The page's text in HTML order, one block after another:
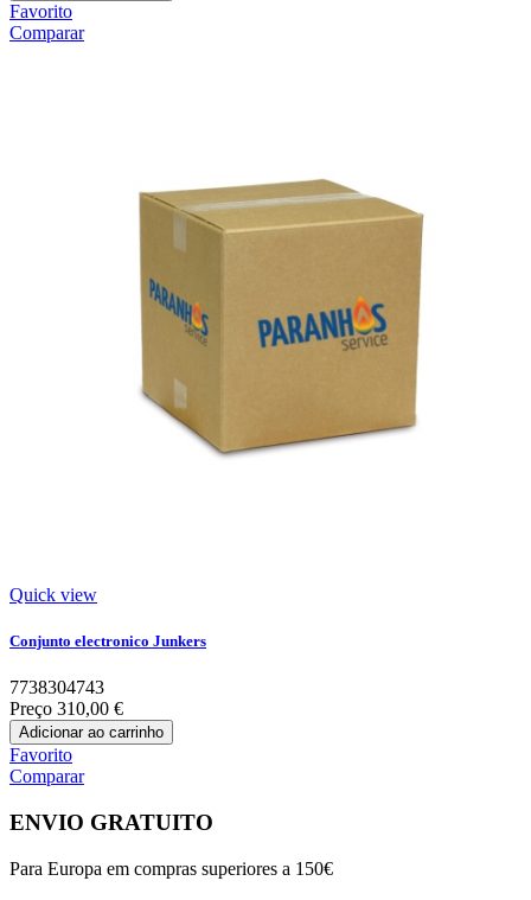
Favorito
Comparar
Quick view
Conjunto electronico Junkers
7738304743
Preço 310,00 €
Adicionar ao carrinho
Favorito
Comparar
ENVIO GRATUITO
Para Europa em compras superiores a 150€